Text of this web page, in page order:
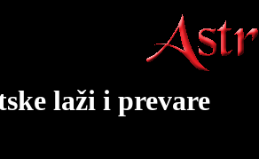
laži i prevare